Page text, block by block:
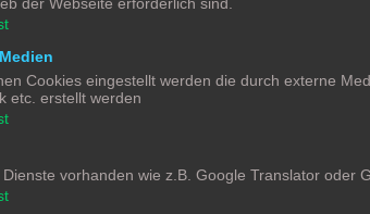
der Webseite erforderlich sind.
Cookies eingestellt werden die durch externe
etc. erstellt werden
Dienste vorhanden wie z.B. Google Translator oder